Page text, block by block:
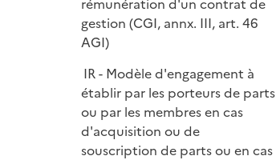
rémunération d'un contrat de
gestion (CGI, annx. III, art. 46
AGI)
IR - Modèle d'engagement à
établir par les porteurs de parts
ou par les membres en cas
d'acquisition ou de
souscription de parts ou en cas